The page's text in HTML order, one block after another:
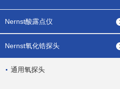
Nernst酸露点仪
Nernst氧化锆探头
通用氧探头